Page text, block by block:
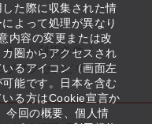
た際に収集された情
よって処理が異なり
内容の変更または改
圏からアクセスされ
るアイコン（画面左
能です。日本を含む
る方はCookie宣言か
今回の概要、個人情
サイト利用条件
ブアクセシビリティ